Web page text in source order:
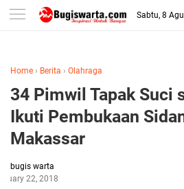
-->
Sabtu, 8
Home › Berita › Olahraga
34 Pimwil Tapak Suci
Ikuti Pembukaan
Makassar
bugis warta
22, 2018